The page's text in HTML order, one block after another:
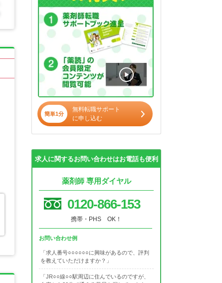
簡単1分
無料転職サポート
に申し込む
求人に関するお問い合わせはお電話も便利
薬剤師 専用ダイヤル
0120-866-153
携帯・PHS OK！
お問い合わせ例
「求人番号○○○○○○に興味があるので、評判
を教えていただけますか？」
「JR○○線○○駅周辺に住んでいるのですが、